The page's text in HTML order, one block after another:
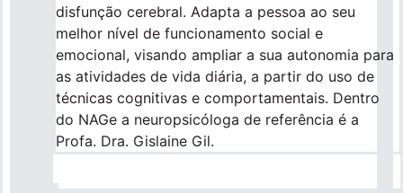
disfunção cerebral. Adapta a pessoa ao seu
melhor nível de funcionamento social e
emocional, visando ampliar a sua autonomia para
as atividades de vida diária, a partir do uso de
técnicas cognitivas e comportamentais. Dentro
do NAGe a neuropsicóloga de referência é a
Profa. Dra. Gislaine Gil.